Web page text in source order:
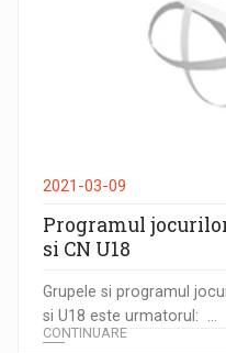
2021-03-09
Programul
si CN U18
Grupele si programul
si U18 este urmatorul: ...
CONTINUARE